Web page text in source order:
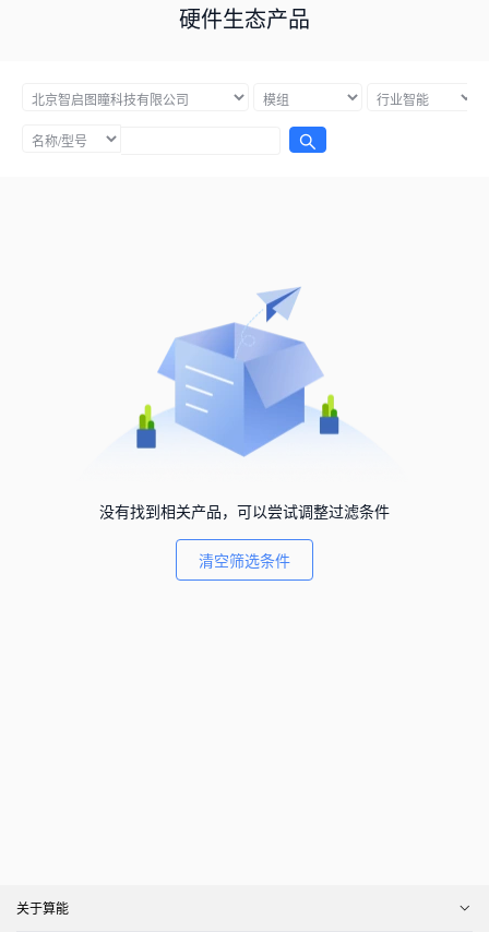
硬件生态产品
没有找到相关产品，可以尝试调整过滤条件
清空筛选条件
关于算能